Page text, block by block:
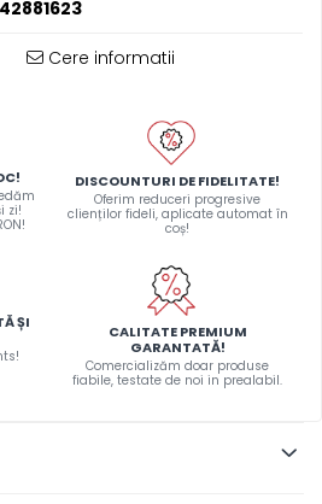
Cere informatii
zi!
DISCOUNTURI DE FIDELITATE!
Oferim reduceri progresive
clienților fideli, aplicate automat în
coș!
ȘI
CALITATE PREMIUM
GARANTATĂ!
Comercializăm doar produse
fiabile, testate de noi in prealabil.